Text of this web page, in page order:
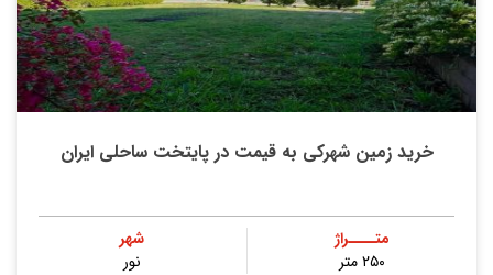
خرید زمین شهرکی به قیمت در پایتخت ساحلی ایران
متــــراژ
۲۵۰ متر
شهر
نور